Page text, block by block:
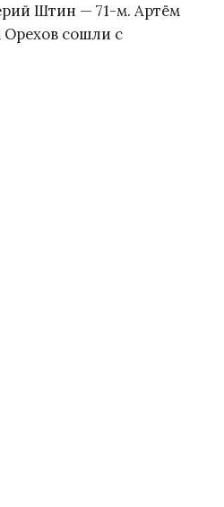
Штин — 71-м. Артём
сошли с